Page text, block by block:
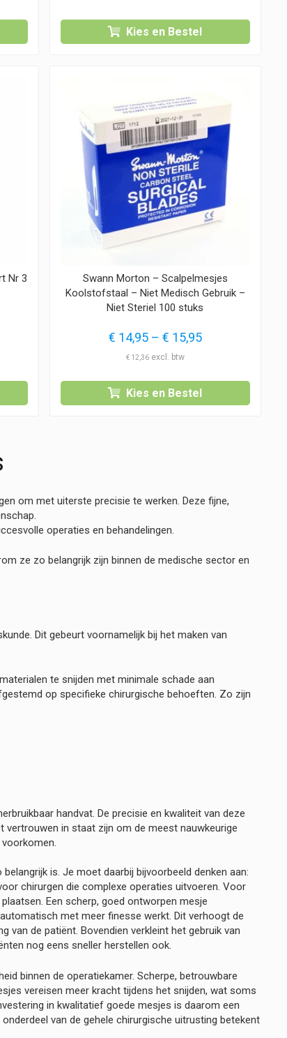
Kies en Bestel
Nr 3
Swann Morton – Scalpelmesjes
Koolstofstaal – Niet Medisch Gebruik –
Niet Steriel 100 stuks
€ 14,95 – € 15,95Prijsklasse:
€ 15,95
€12,36
Kies en Bestel
om met uiterste precisie te werken. Deze fijne,
operaties en behandelingen.
ze zo belangrijk zijn binnen de medische sector en
Dit gebeurt voornamelijk bij het maken van
te snijden met minimale schade aan
op specifieke chirurgische behoeften. Zo zijn
handvat. De precisie en kwaliteit van deze
in staat zijn om de meest nauwkeurige
is. Je moet daarbij bijvoorbeeld denken aan:
chirurgen die complexe operaties uitvoeren. Voor
Een scherp, goed ontworpen mesje
met meer finesse werkt. Dit verhoogt de
van de patiënt. Bovendien verkleint het gebruik van
nog eens sneller herstellen ook.
binnen de operatiekamer. Scherpe, betrouwbare
vereisen meer kracht tijdens het snijden, wat soms
in kwalitatief goede mesjes is daarom een
van de gehele chirurgische uitrusting betekent